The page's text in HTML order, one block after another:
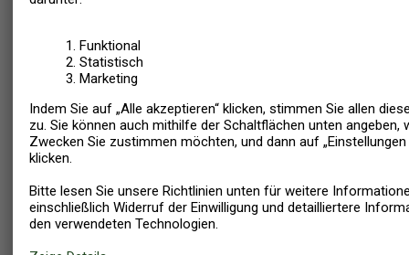
Sie dürfen ohne die ausdrückliche schriftliche Genehmigung des
Eigentümers der Marke oder des Urheberrechts auf Ihrer
Webseite keine Warenzeichen, Dienstleistungsmarken,
Markennamen oder anderes Urheberrechtsmaterial verwenden,
das auf dieser Webseite erscheint, was Logos und Zeichen
einschließt, jedoch nicht hierauf beschränkt ist. Sie dürfen ohne
die vorherige schriftliche Zustimmung von dansommer den
Framing oder in anderer Weise in Ihre eigene oder eine andere
Webseite einbeziehen